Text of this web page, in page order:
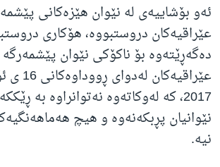
ئەو بۆشاییەی لە نێوان هێزەکانی
عێراقیەکان دروستبووە، هۆکاری
دەگەڕێتەوە بۆ ناکۆکی نێوان
2017، کە لەوکاتەوە نەتوانراوە بە
نێوانیان پڕبکەنەوە و هیچ
نیە.